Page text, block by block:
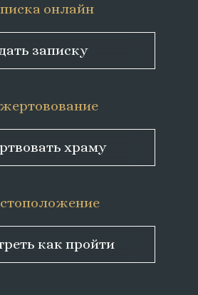
как пройти
храму
записку
онлайн